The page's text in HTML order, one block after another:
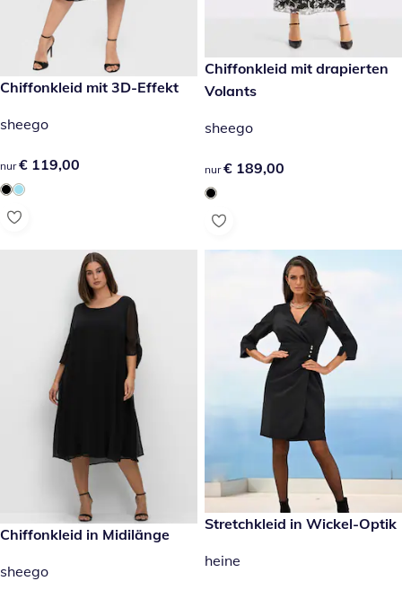
€ 119,00
Chiffonkleid mit 3D-Effekt
sheego
€ 119,00
nur € 119,00
€ 189,00
Chiffonkleid mit drapierten
Volants
sheego
€ 189,00
nur € 189,00
€ 129,00
Chiffonkleid in Midilänge
sheego
reduzierter Preis € 39,99,
- 53 %
Stretchkleid in Wickel-Optik
heine